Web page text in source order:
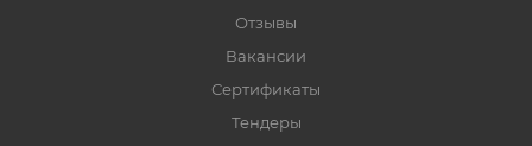
Отзывы
Вакансии
Сертификаты
Тендеры